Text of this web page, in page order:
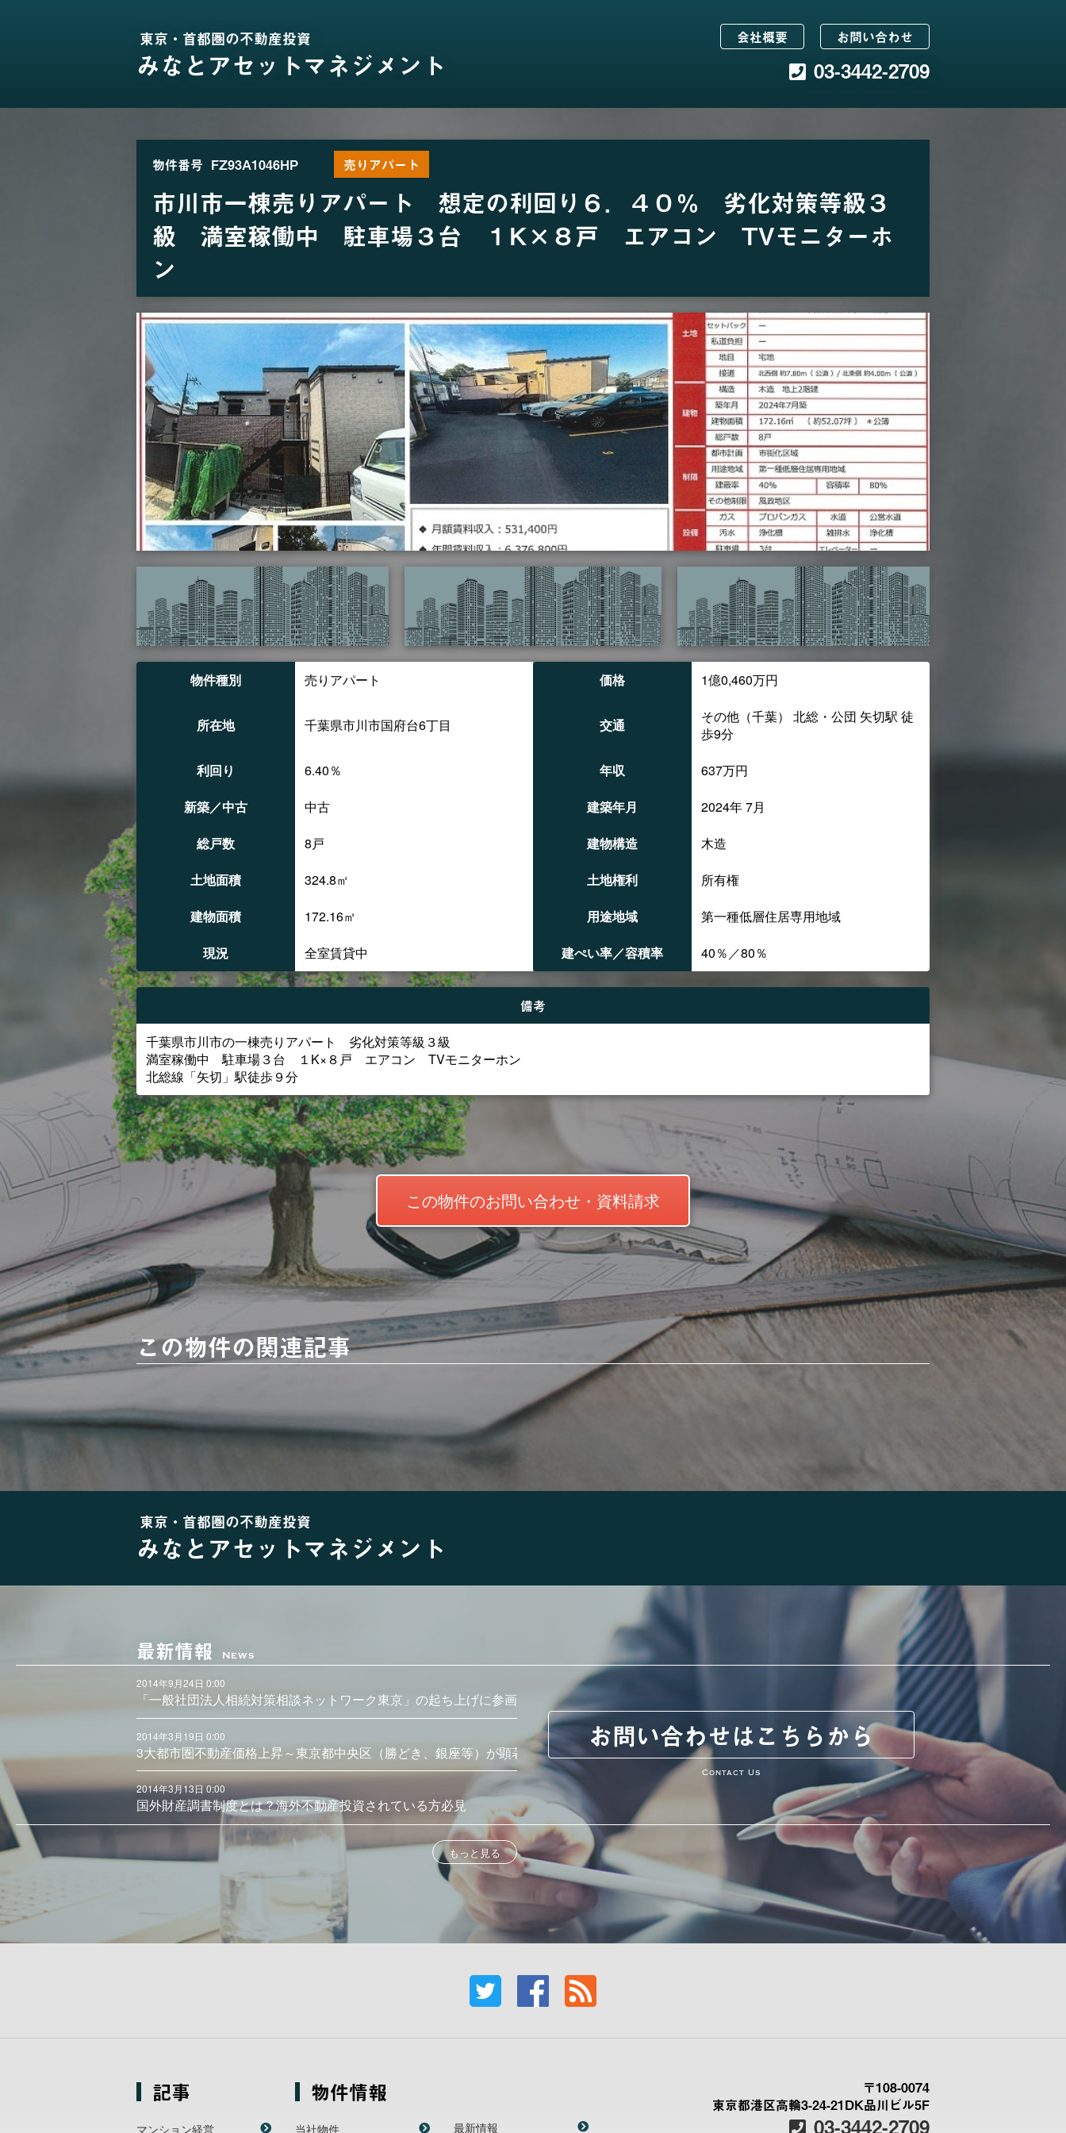
東京・首都圏の不動産投資
みなとアセットマネジメント
会社概要 お問い合わせ
03-3442-2709
物件番号 FZ93A1046HP 売りアパート
市川市一棟売りアパート 想定の利回り６．４０％ 劣化対策等級３
級 満室稼働中 駐車場３台 １K×８戸 エアコン TVモニターホ
ン
物件種別 売りアパート 価格 1億0,460万円
所在地 千葉県市川市国府台6丁目 交通
その他（千葉） 北総・公団 矢切駅 徒
歩9分
利回り
6.40％ 年収
637万円
新築／中古
中古 建築年月
2024年 7月
総戸数
8戸 建物構造
木造
土地面積
324.8㎡ 土地権利
所有権
建物面積
172.16㎡ 用途地域
第一種低層住居専用地域
現況
全室賃貸中 建ぺい率／容積率 40％／80％
備考
千葉県市川市の一棟売りアパート 劣化対策等級３級
満室稼働中 駐車場３台 １K×８戸 エアコン TVモニターホン
北総線「矢切」駅徒歩９分
この物件の関連記事
東京・首都圏の不動産投資
みなとアセットマネジメント
最新情報 News
2014年9月24日 0:00
「一般社団法人相続対策相談ネットワーク東京」の起ち上げに参画
2014年3月19日 0:00
3大都市圏不動産価格上昇～東京都中央区（勝どき、銀座等）が顕著
2014年3月13日 0:00
国外財産調書制度とは？海外不動産投資されている方必見
もっと見る
お問い合わせはこちらから
Contact Us
記事
マンション経営
物件情報
当社物件 最新情報
〒108-0074
東京都港区高輪3-24-21DK品川ビル5F
03-3442-2709